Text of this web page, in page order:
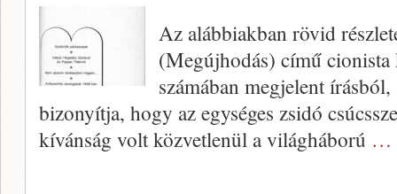
Az alábbiakban rövid
(Megújhodás) cí­mű
számában megjelent
bizo­nyítja, hogy az egységes zsidó
kívánság volt közvetlenül a világhá­ború …